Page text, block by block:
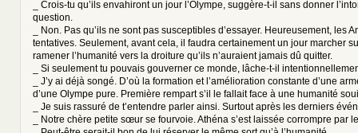
_ Crois-tu qu’ils envahiront un jour l’Olympe, suggère-t-il sans donner
question.
_ Non. Pas qu’ils ne sont pas susceptibles d’essayer. Heureusement, les
tentatives. Seulement, avant cela, il faudra certainement un jour marcher
ramener l’humanité vers la droiture qu’ils n’auraient jamais dû quitter.
_ Si seulement tu pouvais gouverner ce monde, lâche-t-il
_ J’y ai déjà songé. D’où la formation et l’amélioration constante d’une
d’une Olympe pure. Première rempart s’il le fallait face à une humanité
_ Je suis rassuré de t’entendre parler ainsi. Surtout après les derniers
_ Notre chère petite sœur se fourvoie. Athéna s’est laissée corrompre par